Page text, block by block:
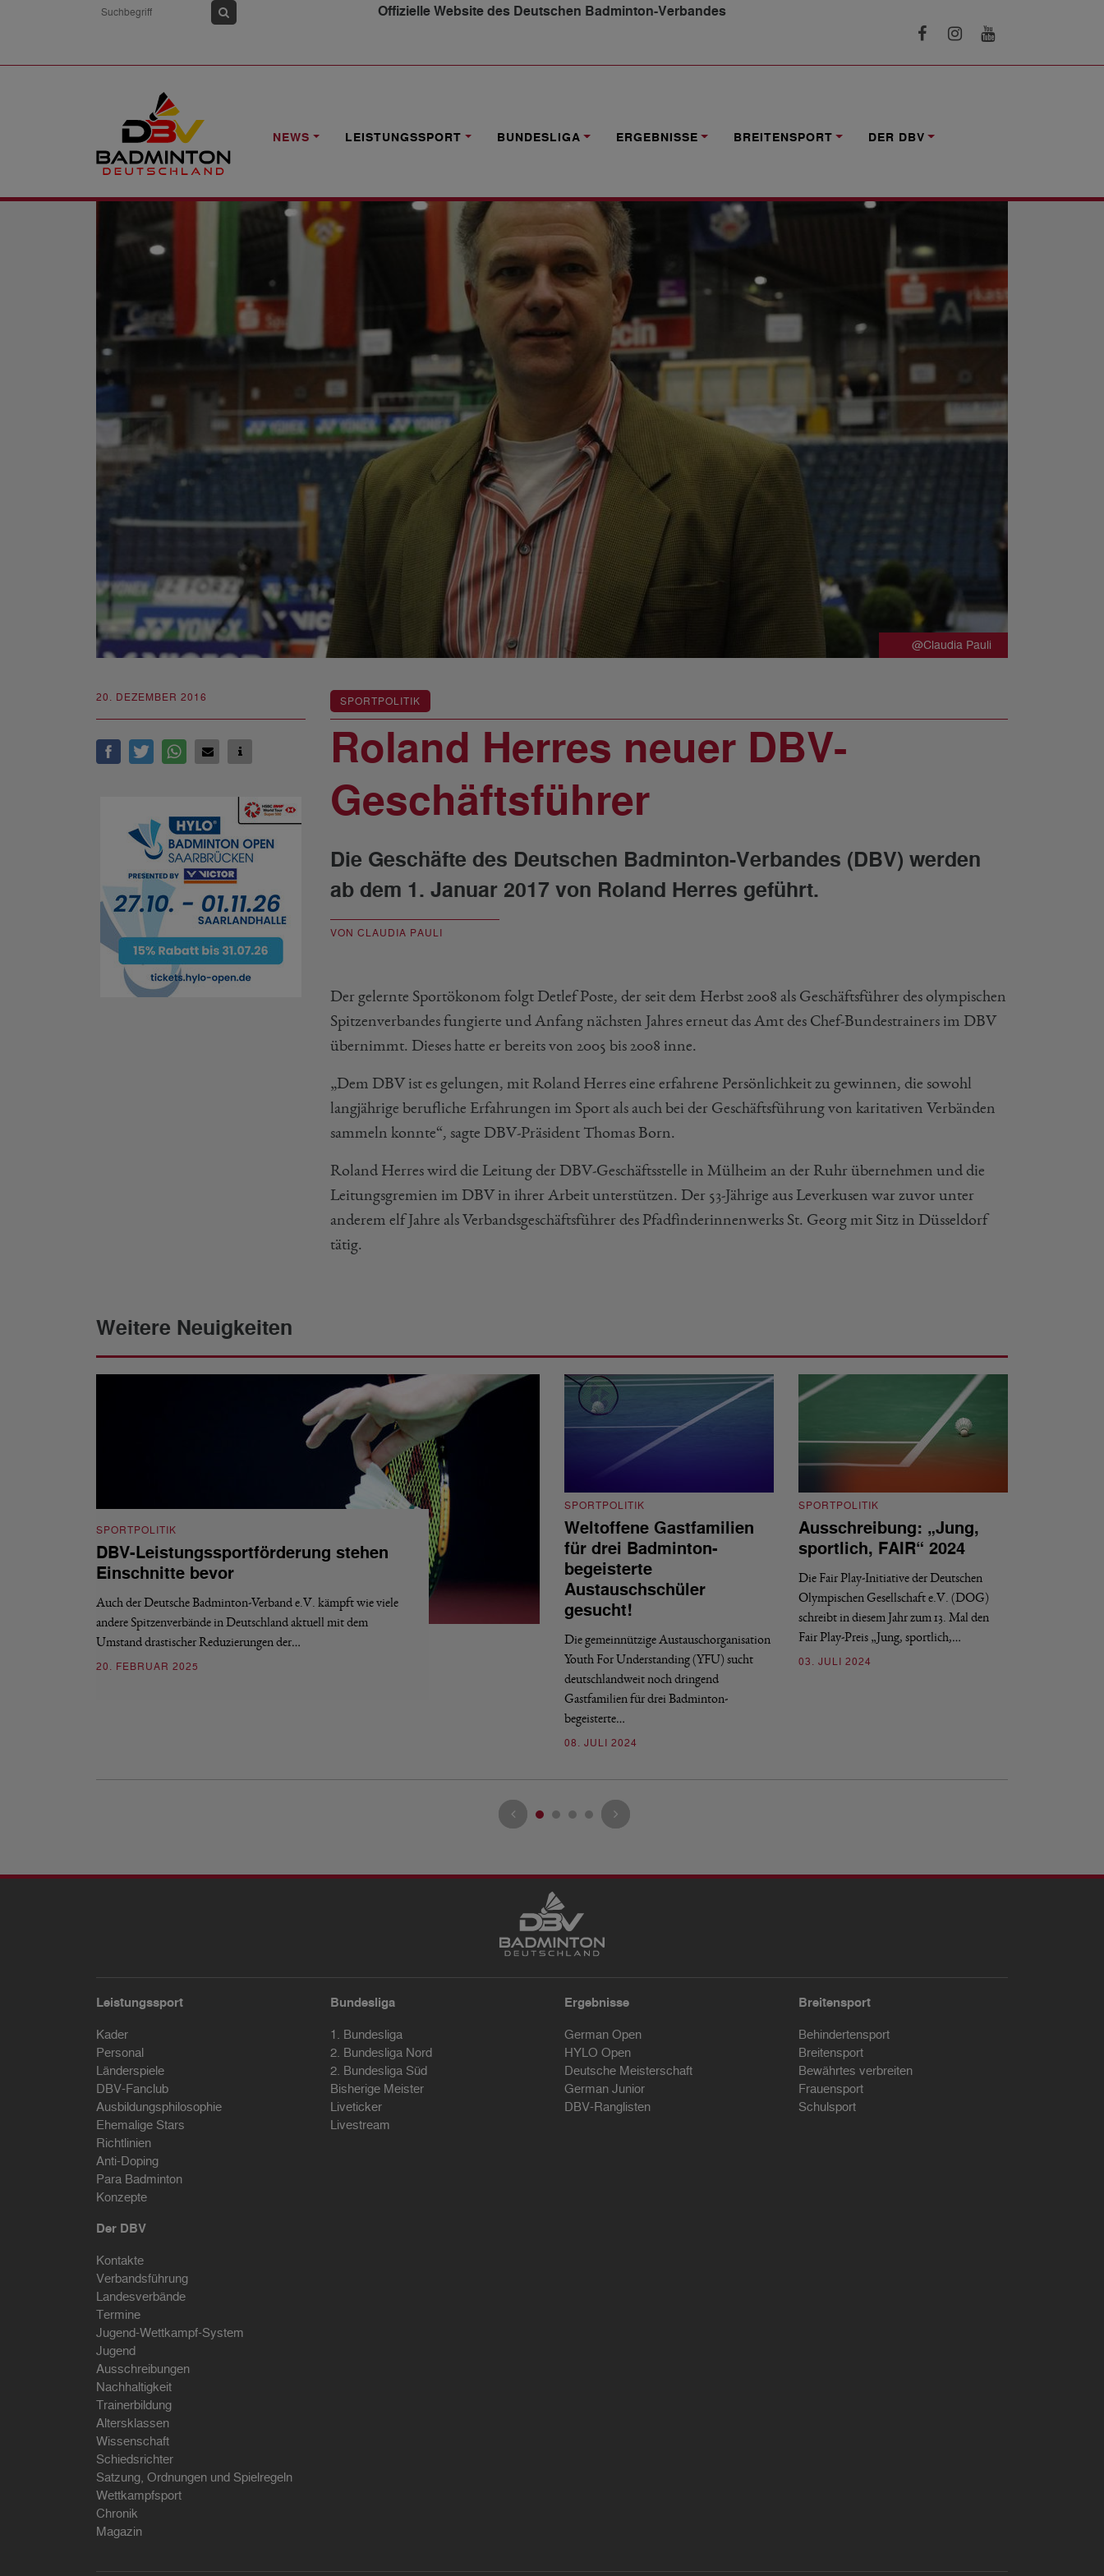
Offizielle Website des Deutschen Badminton-Verbandes
NEWS LEISTUNGSSPORT BUNDESLIGA ERGEBNISSE BREITENSPORT DER DBV
NEWS
@Claudia Pauli
20. DEZEMBER 2016 SPORTPOLITIK
Roland Herres neuer DBV-
Geschäftsführer
Die Geschäfte des Deutschen Badminton-Verbandes (DBV) werden
ab dem 1. Januar 2017 von Roland Herres geführt.
VON CLAUDIA PAULI
Der gelernte Sportökonom folgt Detlef Poste, der seit dem Herbst 2008 als Geschäftsführer des olympischen
Spitzenverbandes fungierte und Anfang nächsten Jahres erneut das Amt des Chef-Bundestrainers im DBV
übernimmt. Dieses hatte er bereits von 2005 bis 2008 inne.
„Dem DBV ist es gelungen, mit Roland Herres eine erfahrene Persönlichkeit zu gewinnen, die sowohl
langjährige berufliche Erfahrungen im Sport als auch bei der Geschäftsführung von karitativen Verbänden
sammeln konnte“, sagte DBV-Präsident Thomas Born.
Roland Herres wird die Leitung der DBV-Geschäftsstelle in Mülheim an der Ruhr übernehmen und die
Leitungsgremien im DBV in ihrer Arbeit unterstützen. Der 53-Jährige aus Leverkusen war zuvor unter
anderem elf Jahre als Verbandsgeschäftsführer des Pfadfinderinnenwerks St. Georg mit Sitz in Düsseldorf
tätig.
Weitere Neuigkeiten
SPORTPOLITIK
DBV-Leistungssportförderung stehen
Einschnitte bevor
Auch der Deutsche Badminton-Verband e.V. kämpft wie viele
andere Spitzenverbände in Deutschland aktuell mit dem
Umstand drastischer Reduzierungen der…
20. FEBRUAR 2025
SPORTPOLITIK
Weltoffene Gastfamilien
für drei Badminton-
begeisterte
Austauschschüler
gesucht!
Die gemeinnützige Austauschorganisation
Youth For Understanding (YFU) sucht
deutschlandweit noch dringend
Gastfamilien für drei Badminton-
begeisterte…
08. JULI 2024
SPORTPOLITIK
Ausschreibung: „Jung,
sportlich, FAIR“ 2024
Die Fair Play-Initiative der Deutschen
Olympischen Gesellschaft e.V. (DOG)
schreibt in diesem Jahr zum 13. Mal den
Fair Play-Preis „Jung, sportlich,…
03. JULI 2024
Leistungssport
Kader
Personal
Länderspiele
DBV-Fanclub
Ausbildungsphilosophie
Ehemalige Stars
Richtlinien
Anti-Doping
Para Badminton
Konzepte
Bundesliga
1. Bundesliga
2. Bundesliga Nord
2. Bundesliga Süd
Bisherige Meister
Liveticker
Livestream
Ergebnisse
German Open
HYLO Open
Deutsche Meisterschaft
German Junior
DBV-Ranglisten
Breitensport
Behindertensport
Breitensport
Bewährtes verbreiten
Frauensport
Schulsport
Der DBV
Kontakte
Verbandsführung
Landesverbände
Termine
Jugend-Wettkampf-System
Jugend
Ausschreibungen
Nachhaltigkeit
Trainerbildung
Altersklassen
Wissenschaft
Schiedsrichter
Satzung, Ordnungen und Spielregeln
Wettkampfsport
Chronik
Magazin